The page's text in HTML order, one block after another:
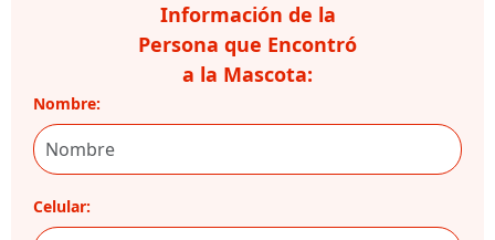
Información de la
Persona que Encontró
a la Mascota:
Nombre:
Celular: